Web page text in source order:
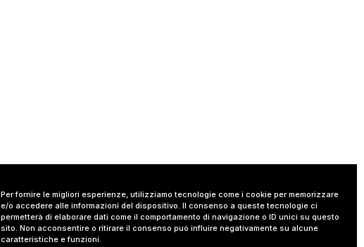
Per fornire le migliori esperienze, utilizziamo tecnologie come i cookie per memorizzare
e/o accedere alle informazioni del dispositivo. Il consenso a queste tecnologie ci
permetterà di elaborare dati come il comportamento di navigazione o ID unici su questo
sito. Non acconsentire o ritirare il consenso può influire negativamente su alcune
caratteristiche e funzioni.